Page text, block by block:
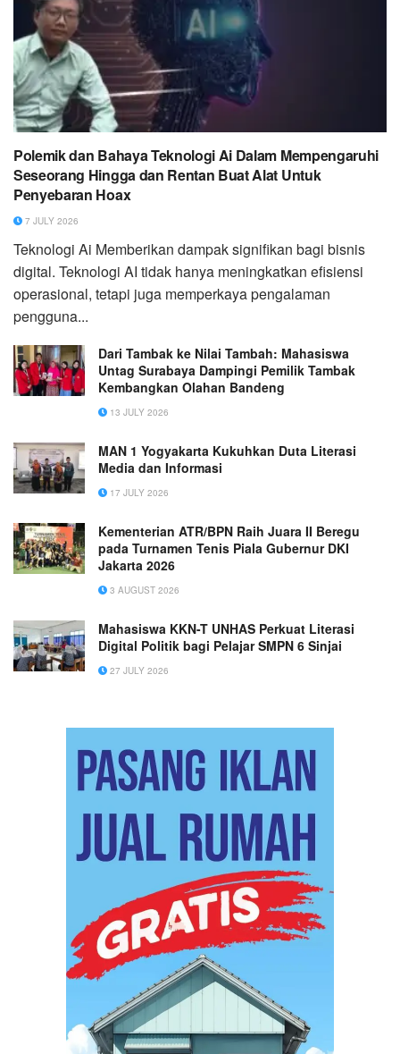
Polemik dan Bahaya Teknologi Ai Dalam Mempengaruhi
Seseorang Hingga dan Rentan Buat Alat Untuk
Penyebaran Hoax
7 JULY 2026
Teknologi Ai Memberikan dampak signifikan bagi bisnis
digital. Teknologi AI tidak hanya meningkatkan efisiensi
operasional, tetapi juga memperkaya pengalaman
pengguna...
Dari Tambak ke Nilai Tambah: Mahasiswa
Untag Surabaya Dampingi Pemilik Tambak
Kembangkan Olahan Bandeng
13 JULY 2026
MAN 1 Yogyakarta Kukuhkan Duta Literasi
Media dan Informasi
17 JULY 2026
Kementerian ATR/BPN Raih Juara II Beregu
pada Turnamen Tenis Piala Gubernur DKI
Jakarta 2026
3 AUGUST 2026
Mahasiswa KKN-T UNHAS Perkuat Literasi
Digital Politik bagi Pelajar SMPN 6 Sinjai
27 JULY 2026